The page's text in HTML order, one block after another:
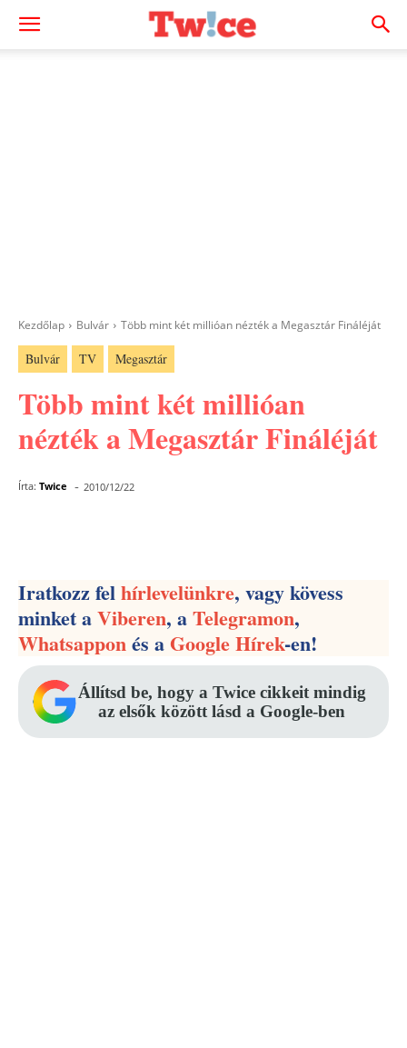
Kezdőlap Bulvár Több mint két millióan nézték a Megasztár Fináléját
Bulvár TV Megasztár
Több mint két millióan
nézték a Megasztár Fináléját
Írta: Twice - 2010/12/22
Iratkozz felhírlevelünkre, vagy kövess
minket aViberen, aTelegramon,
Whatsapponés aGoogle Hírek-en!
Állítsd be, hogy a Twice cikkeit mindig
az elsők között lásd a Google-ben